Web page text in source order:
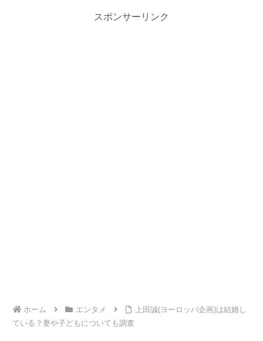
スポンサーリンク
ホーム エンタメ
上田誠(ヨーロッパ企画)は結婚し
ている？妻や子どもについても調査